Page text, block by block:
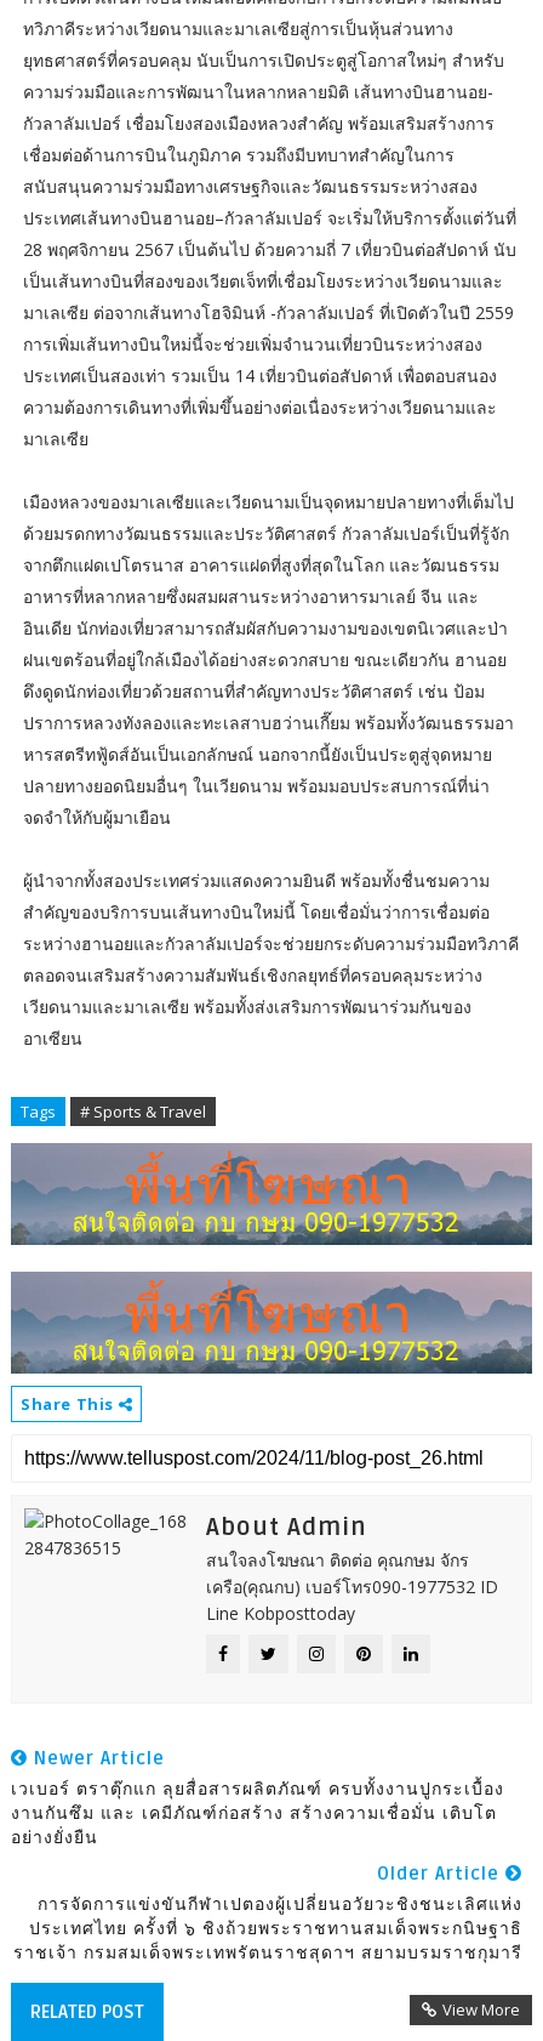
ทวิภาคีระหว่างเวียดนามและมาเลเซียสู่การเป็นหุ้นส่วนทาง
ยุทธศาสตร์ที่ครอบคลุม นับเป็นการเปิดประตูสู่โอกาสใหม่ๆ สำหรับ
ความร่วมมือและการพัฒนาในหลากหลายมิติ เส้นทางบินฮานอย-
กัวลาลัมเปอร์ เชื่อมโยงสองเมืองหลวงสำคัญ พร้อมเสริมสร้างการ
เชื่อมต่อด้านการบินในภูมิภาค รวมถึงมีบทบาทสำคัญในการ
สนับสนุนความร่วมมือทางเศรษฐกิจและวัฒนธรรมระหว่างสอง
ประเทศเส้นทางบินฮานอย–กัวลาลัมเปอร์ จะเริ่มให้บริการตั้งแต่วันที่
28 พฤศจิกายน 2567 เป็นต้นไป ด้วยความถี่ 7 เที่ยวบินต่อสัปดาห์ นับ
เป็นเส้นทางบินที่สองของเวียตเจ็ทที่เชื่อมโยงระหว่างเวียดนามและ
มาเลเซีย ต่อจากเส้นทางโฮจิมินห์ -กัวลาลัมเปอร์ ที่เปิดตัวในปี 2559
การเพิ่มเส้นทางบินใหม่นี้จะช่วยเพิ่มจำนวนเที่ยวบินระหว่างสอง
ประเทศเป็นสองเท่า รวมเป็น 14 เที่ยวบินต่อสัปดาห์ เพื่อตอบสนอง
ความต้องการเดินทางที่เพิ่มขึ้นอย่างต่อเนื่องระหว่างเวียดนามและ
มาเลเซีย
เมืองหลวงของมาเลเซียและเวียดนามเป็นจุดหมายปลายทางที่เต็มไป
ด้วยมรดกทางวัฒนธรรมและประวัติศาสตร์ กัวลาลัมเปอร์เป็นที่รู้จัก
จากตึกแฝดเปโตรนาส อาคารแฝดที่สูงที่สุดในโลก และวัฒนธรรม
อาหารที่หลากหลายซึ่งผสมผสานระหว่างอาหารมาเลย์ จีน และ
อินเดีย นักท่องเที่ยวสามารถสัมผัสกับความงามของเขตนิเวศและป่า
ฝนเขตร้อนที่อยู่ใกล้เมืองได้อย่างสะดวกสบาย ขณะเดียวกัน ฮานอย
ดึงดูดนักท่องเที่ยวด้วยสถานที่สำคัญทางประวัติศาสตร์ เช่น ป้อม
ปราการหลวงทังลองและทะเลสาบฮว่านเกี๊ยม พร้อมทั้งวัฒนธรรมอา
หารสตรีทฟู้ดส์อันเป็นเอกลักษณ์ นอกจากนี้ยังเป็นประตูสู่จุดหมาย
ปลายทางยอดนิยมอื่นๆ ในเวียดนาม พร้อมมอบประสบการณ์ที่น่า
จดจำให้กับผู้มาเยือน
ผู้นำจากทั้งสองประเทศร่วมแสดงความยินดี พร้อมทั้งชื่นชมความ
สำคัญของบริการบนเส้นทางบินใหม่นี้ โดยเชื่อมั่นว่าการเชื่อมต่อ
ระหว่างฮานอยและกัวลาลัมเปอร์จะช่วยยกระดับความร่วมมือทวิภาคี
ตลอดจนเสริมสร้างความสัมพันธ์เชิงกลยุทธ์ที่ครอบคลุมระหว่าง
เวียดนามและมาเลเซีย พร้อมทั้งส่งเสริมการพัฒนาร่วมกันของ
อาเซียน
Tags # Sports & Travel
Share This
About Admin
สนใจลงโฆษณา ติดต่อ คุณกษม จักร
เครือ(คุณกบ) เบอร์โทร090-1977532 ID
Line Kobposttoday
Newer Article
เวเบอร์ ตราตุ๊กแก ลุยสื่อสารผลิตภัณฑ์ ครบทั้งงานปูกระเบื้อง
งานกันซึม และ เคมีภัณฑ์ก่อสร้าง สร้างความเชื่อมั่น เติบโต
อย่างยั่งยืน
Older Article
การจัดการแข่งขันกีฬาเปตองผู้เปลี่ยนอวัยวะชิงชนะเลิศแห่ง
ประเทศไทย ครั้งที่ ๖ ชิงถ้วยพระราชทานสมเด็จพระกนิษฐาธิ
ราชเจ้า กรมสมเด็จพระเทพรัตนราชสุดาฯ สยามบรมราชกุมารี
RELATED POST View More